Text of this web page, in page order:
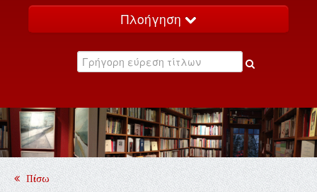
Πλοήγηση
Κατάλογος
Εκδηλώσεις
Επικοινωνία
Πίσω